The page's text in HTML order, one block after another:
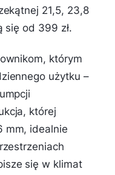
21,5, 23,8
się od 399 zł.
którym
użytku –
której
mm, idealnie
się w klimat